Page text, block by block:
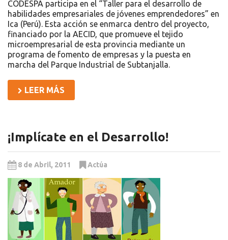
CODESPA participa en el “Taller para el desarrollo de
habilidades empresariales de jóvenes emprendedores” en
Ica (Perú). Esta acción se enmarca dentro del proyecto,
financiado por la AECID, que promueve el tejido
microempresarial de esta provincia mediante un
programa de fomento de empresas y la puesta en
marcha del Parque Industrial de Subtanjalla.
LEER MÁS
¡Implícate en el Desarrollo!
8 de Abril, 2011 Actúa